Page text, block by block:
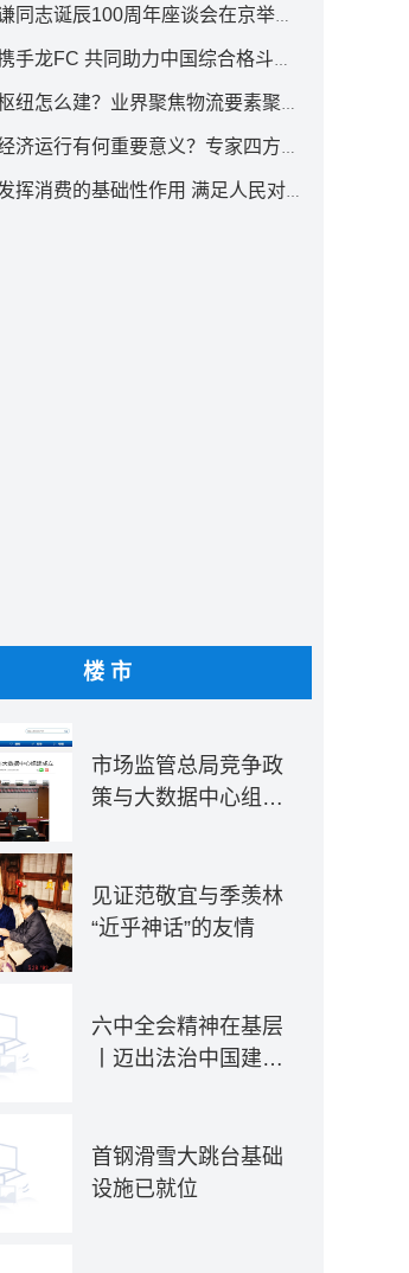
纪念吴学谦同志诞辰100周年座谈会在京举行 汪洋出席
人民体育携手龙FC 共同助力中国综合格斗事业发展
国家物流枢纽怎么建？业界聚焦物流要素聚集方式创新
振作工业经济运行有何重要意义？专家四方面权威解读
姚景源：发挥消费的基础性作用 满足人民对美好生活向往
楼市
市场监管总局竞争政
策与大数据中心组建
见证范敬宜与季羡林
“近乎神话”的友情
六中全会精神在基层
丨迈出法治中国建设
推动全面依法治国新
实践
首钢滑雪大跳台基础
设施已就位